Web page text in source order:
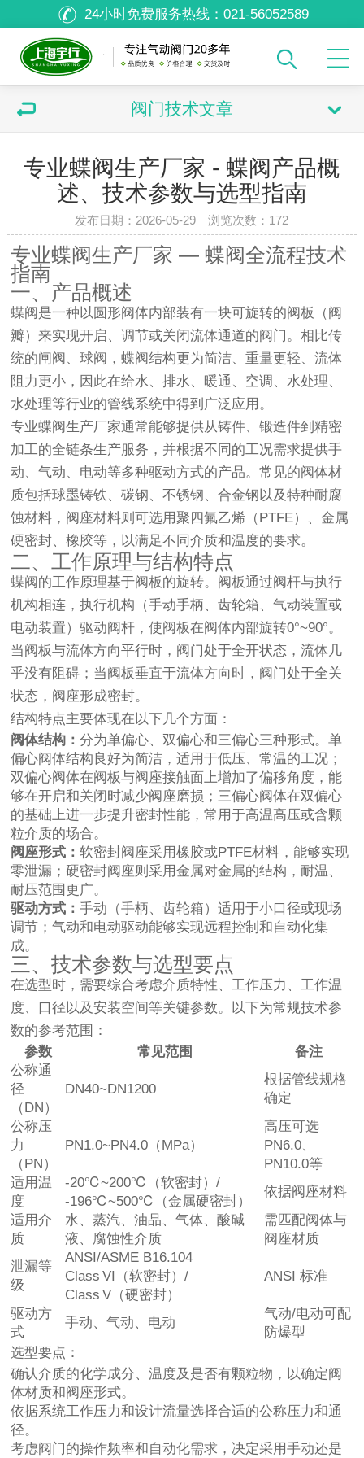
24小时免费服务热线： 021-56052589
阀门技术文章
专业蝶阀生产厂家 - 蝶阀产品概
述、技术参数与选型指南
发布日期：2026-05-29 浏览次数： 172
专业蝶阀生产厂家 — 蝶阀全流程技术
指南
一、产品概述
蝶阀是一种以圆形阀体内部装有一块可旋转的阀板（阀
瓣）来实现开启、调节或关闭流体通道的阀门。相比传
统的闸阀、球阀，蝶阀结构更为简洁、重量更轻、流体
阻力更小，因此在给水、排水、暖通、空调、水处理、
水处理等行业的管线系统中得到广泛应用。
专业蝶阀生产厂家通常能够提供从铸件、锻造件到精密
加工的全链条生产服务，并根据不同的工况需求提供手
动、气动、电动等多种驱动方式的产品。常见的阀体材
质包括球墨铸铁、碳钢、不锈钢、合金钢以及特种耐腐
蚀材料，阀座材料则可选用聚四氟乙烯（PTFE）、金属
硬密封、橡胶等，以满足不同介质和温度的要求。
二、工作原理与结构特点
蝶阀的工作原理基于阀板的旋转。阀板通过阀杆与执行
机构相连，执行机构（手动手柄、齿轮箱、气动装置或
电动装置）驱动阀杆，使阀板在阀体内部旋转0°~90°。
当阀板与流体方向平行时，阀门处于全开状态，流体几
乎没有阻碍；当阀板垂直于流体方向时，阀门处于全关
状态，阀座形成密封。
结构特点主要体现在以下几个方面：
阀体结构：分为单偏心、双偏心和三偏心三种形式。单
偏心阀体结构良好为简洁，适用于低压、常温的工况；
双偏心阀体在阀板与阀座接触面上增加了偏移角度，能
够在开启和关闭时减少阀座磨损；三偏心阀体在双偏心
的基础上进一步提升密封性能，常用于高温高压或含颗
粒介质的场合。
阀座形式：软密封阀座采用橡胶或PTFE材料，能够实现
零泄漏；硬密封阀座则采用金属对金属的结构，耐温、
耐压范围更广。
驱动方式：手动（手柄、齿轮箱）适用于小口径或现场
调节；气动和电动驱动能够实现远程控制和自动化集
成。
三、技术参数与选型要点
在选型时，需要综合考虑介质特性、工作压力、工作温
度、口径以及安装空间等关键参数。以下为常规技术参
数的参考范围：
参数
常见范围
备注
公称通
径
（DN）
DN40~DN1200
根据管线规格
确定
公称压
力
（PN）
PN1.0~PN4.0（MPa）
高压可选
PN6.0、
PN10.0等
适用温
度
-20℃~200℃（软密封）/
-196℃~500℃（金属硬密封）
依据阀座材料
适用介
质
水、蒸汽、油品、气体、酸碱
液、腐蚀性介质
需匹配阀体与
阀座材质
泄漏等
级
ANSI/ASME B16.104
Class VI（软密封）/
Class V（硬密封）
ANSI 标准
驱动方
式
手动、气动、电动
气动/电动可配
防爆型
选型要点：
确认介质的化学成分、温度及是否有颗粒物，以确定阀
体材质和阀座形式。
依据系统工作压力和设计流量选择合适的公称压力和通
径。
考虑阀门的操作频率和自动化需求，决定采用手动还是